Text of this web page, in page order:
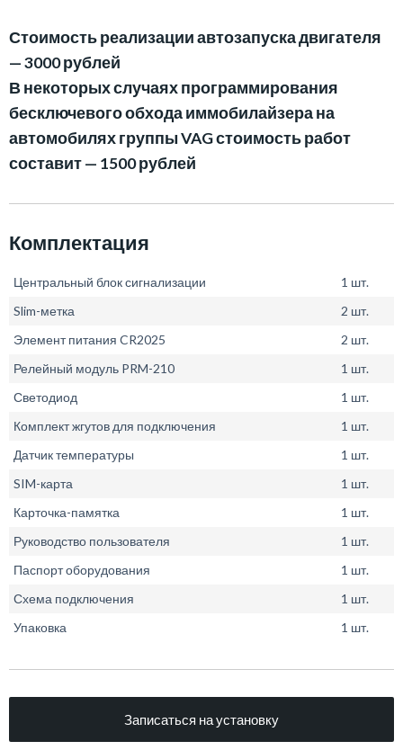
Стоимость реализации автозапуска двигателя
— 3000 рублей
В некоторых случаях программирования
бесключевого обхода иммобилайзера на
автомобилях группы VAG стоимость работ
составит — 1500 рублей
Комплектация
Центральный блок сигнализации
1 шт.
Slim-метка
2 шт.
Элемент питания CR2025
2 шт.
Релейный модуль PRM-210
1 шт.
Светодиод
1 шт.
Комплект жгутов для подключения
1 шт.
Датчик температуры
1 шт.
SIM-карта
1 шт.
Карточка-памятка
1 шт.
Руководство пользователя
1 шт.
Паспорт оборудования
1 шт.
Схема подключения
1 шт.
Упаковка
1 шт.
Записаться на установку